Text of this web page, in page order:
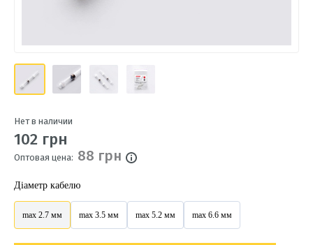
Нет в наличии
102 грн
Оптовая цена: 88 грн
Діаметр кабелю
max 2.7 мм max 3.5 мм max 5.2 мм max 6.6 мм